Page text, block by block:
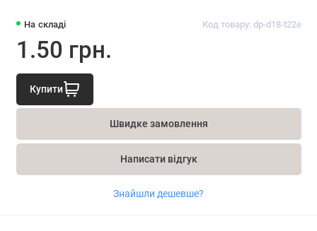
На складі Код товару: dp-d18-t22e
1.50 грн.
Купити
Швидке замовлення
Написати відгук
Знайшли дешевше?